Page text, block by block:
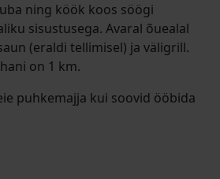
ning köök koos söögi
sisustusega. Avaral õuealal
(eraldi tellimisel) ja väligrill.
on 1 km.
puhkemajja kui soovid ööbida